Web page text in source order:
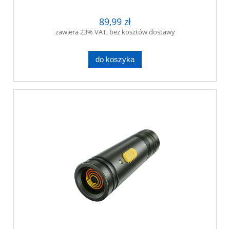
89,99 zł
zawiera 23% VAT, bez kosztów dostawy
do koszyka